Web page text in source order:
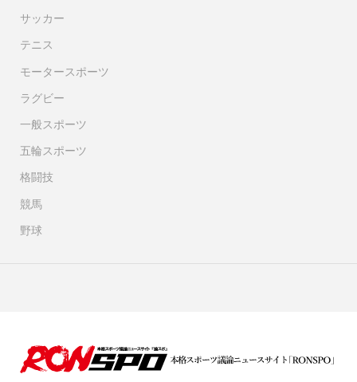
サッカー
テニス
モータースポーツ
ラグビー
一般スポーツ
五輪スポーツ
格闘技
競馬
野球